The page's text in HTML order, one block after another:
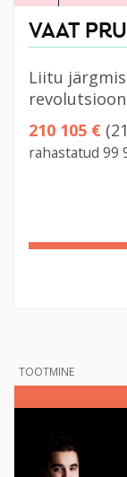
VAAT
Liitu
210 105 €
rahastatud 99
TOOTMINE